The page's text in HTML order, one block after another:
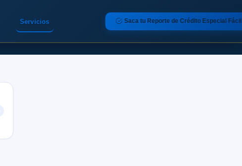
Servicios Saca tu Reporte de Crédito Especial Fácil